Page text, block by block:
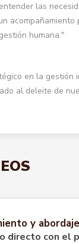
las
acompañamiento
humana."
en la gestión
al deleite de
y abordaje
directo con el